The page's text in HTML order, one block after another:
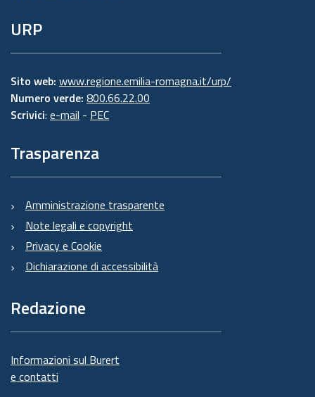
URP
Sito web: www.regione.emilia-romagna.it/urp/
Numero verde: 800.66.22.00
Scrivici: e-mail - PEC
Trasparenza
Amministrazione trasparente
Note legali e copyright
Privacy e Cookie
Dichiarazione di accessibilità
Redazione
Informazioni sul Burert
e contatti